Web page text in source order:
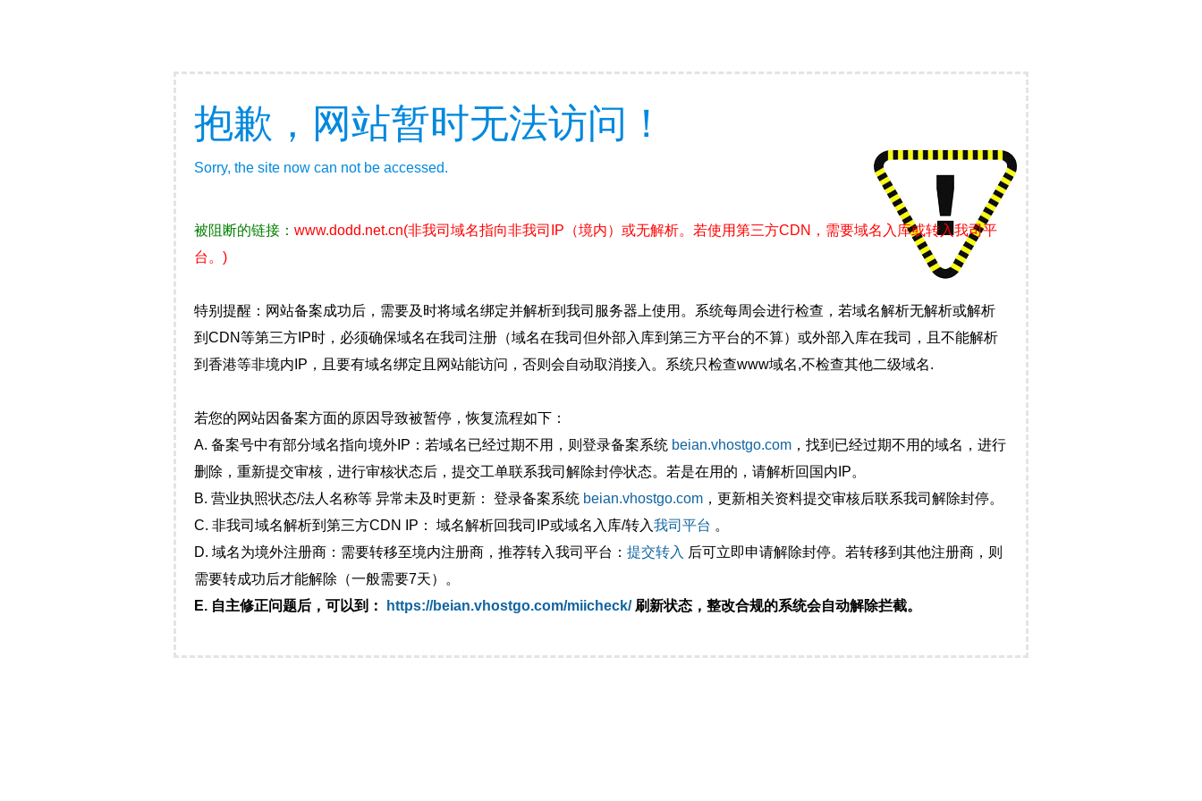
抱歉，网站暂时无法访问！
Sorry, the site now can not be accessed.
被阻断的链接： www.dodd.net.cn(非我司域名指向非我司IP（境内）或无解析。若使用第三方CDN，需要域名入库或转入我司平
台。)
特别提醒：网站备案成功后，需要及时将域名绑定并解析到我司服务器上使用。系统每周会进行检查，若域名解析无解析或解析
到CDN等第三方IP时，必须确保域名在我司注册（域名在我司但外部入库到第三方平台的不算）或外部入库在我司，且不能解析
到香港等非境内IP，且要有域名绑定且网站能访问，否则会自动取消接入。系统只检查www域名,不检查其他二级域名.
若您的网站因备案方面的原因导致被暂停，恢复流程如下：
A. 备案号中有部分域名指向境外IP：若域名已经过期不用，则登录备案系统 beian.vhostgo.com ，找到已经过期不用的域名，进行
删除，重新提交审核，进行审核状态后，提交工单联系我司解除封停状态。若是在用的，请解析回国内IP。
B. 营业执照状态/法人名称等 异常未及时更新： 登录备案系统 beian.vhostgo.com ，更新相关资料提交审核后联系我司解除封停。
C. 非我司域名解析到第三方CDN IP： 域名解析回我司IP或域名入库/转入我司平台 。
D. 域名为境外注册商：需要转移至境内注册商，推荐转入我司平台： 提交转入 后可立即申请解除封停。若转移到其他注册商，则
需要转成功后才能解除（一般需要7天）。
E. 自主修正问题后，可以到：
https://beian.vhostgo.com/miicheck/刷新状态，整改合规的系统会自动解除拦截。